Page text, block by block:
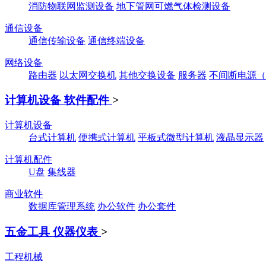
消防物联网监测设备 地下管网可燃气体检测设备
通信设备
通信传输设备 通信终端设备
网络设备
路由器 以太网交换机 其他交换设备 服务器 不间断电源
计算机设备 软件配件 >
计算机设备
台式计算机 便携式计算机 平板式微型计算机 液晶显示器
计算机配件
U盘 集线器
商业软件
数据库管理系统 办公软件 办公套件
五金工具 仪器仪表 >
工程机械